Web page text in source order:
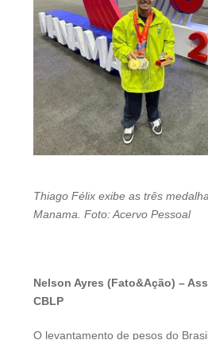
Thiago Félix exibe as três
Manama. Foto:
Nelson Ayres (Fato&Ação) –
CBLP
O levantamento de pesos do